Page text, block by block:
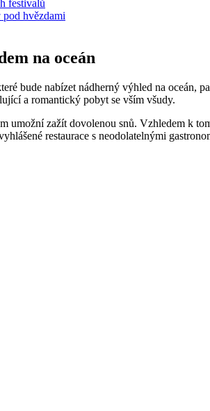
festivalů
hvězdami
na oceán
bude nabízet nádherný výhled na ⁢oceán,
a romantický pobyt ⁢se vším všudy.
zažít dovolenou snů. Vzhledem k⁢
⁣restaurace s neodolatelnými